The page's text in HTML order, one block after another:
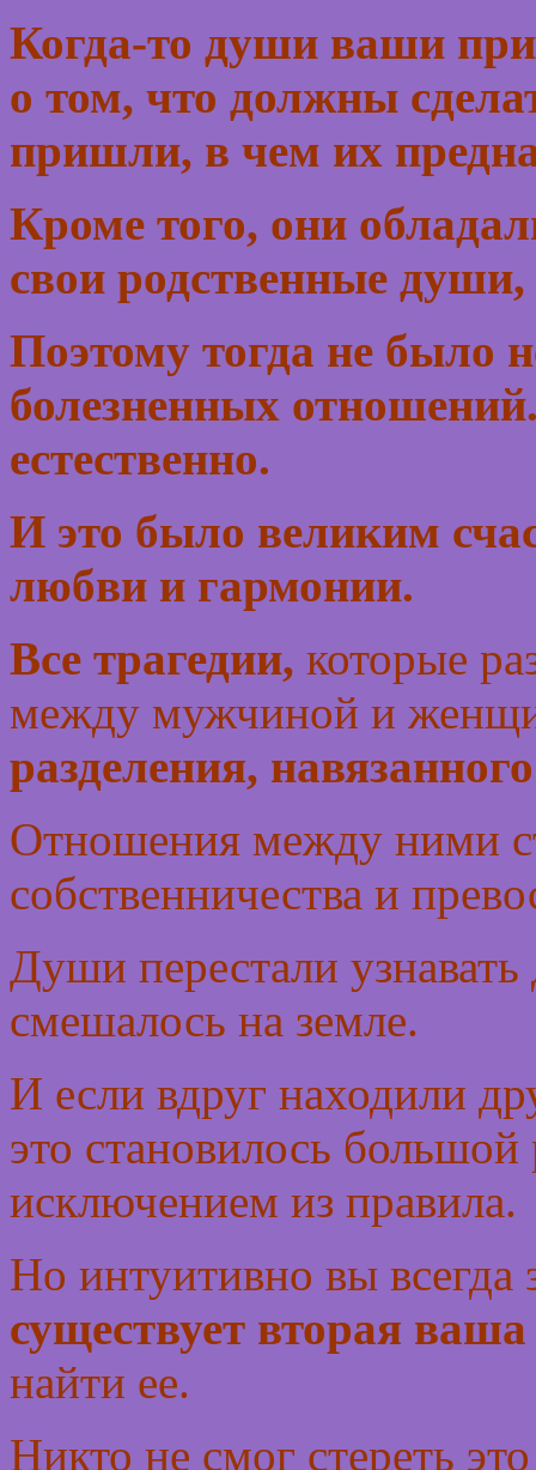
Когда-то души ваши
о том, что должны
пришли, в чем их
Кроме того, они
свои родственные
Поэтому тогда не было
болезненных
естественно.
И это было великим
любви и гармонии.
Все трагедии, которые
между мужчиной и
разделения,
Отношения между ними
собственничества и
Души перестали
смешалось на земле.
И если вдруг находили
это становилось
исключением из правила.
Но интуитивно вы всегда
существует вторая
найти ее.
Никто не смог стереть